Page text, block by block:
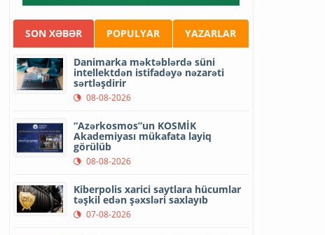
SON XƏBƏR POPULYAR YAZARLAR
Danimarka məktəblərdə süni
intellektdən istifadəyə nəzarəti
sərtləşdirir
08-08-2026
“Azərkosmos”un KOSMİK
Akademiyası mükafata layiq
görülüb
08-08-2026
Kiberpolis xarici saytlara hücumlar
təşkil edən şəxsləri saxlayıb
07-08-2026